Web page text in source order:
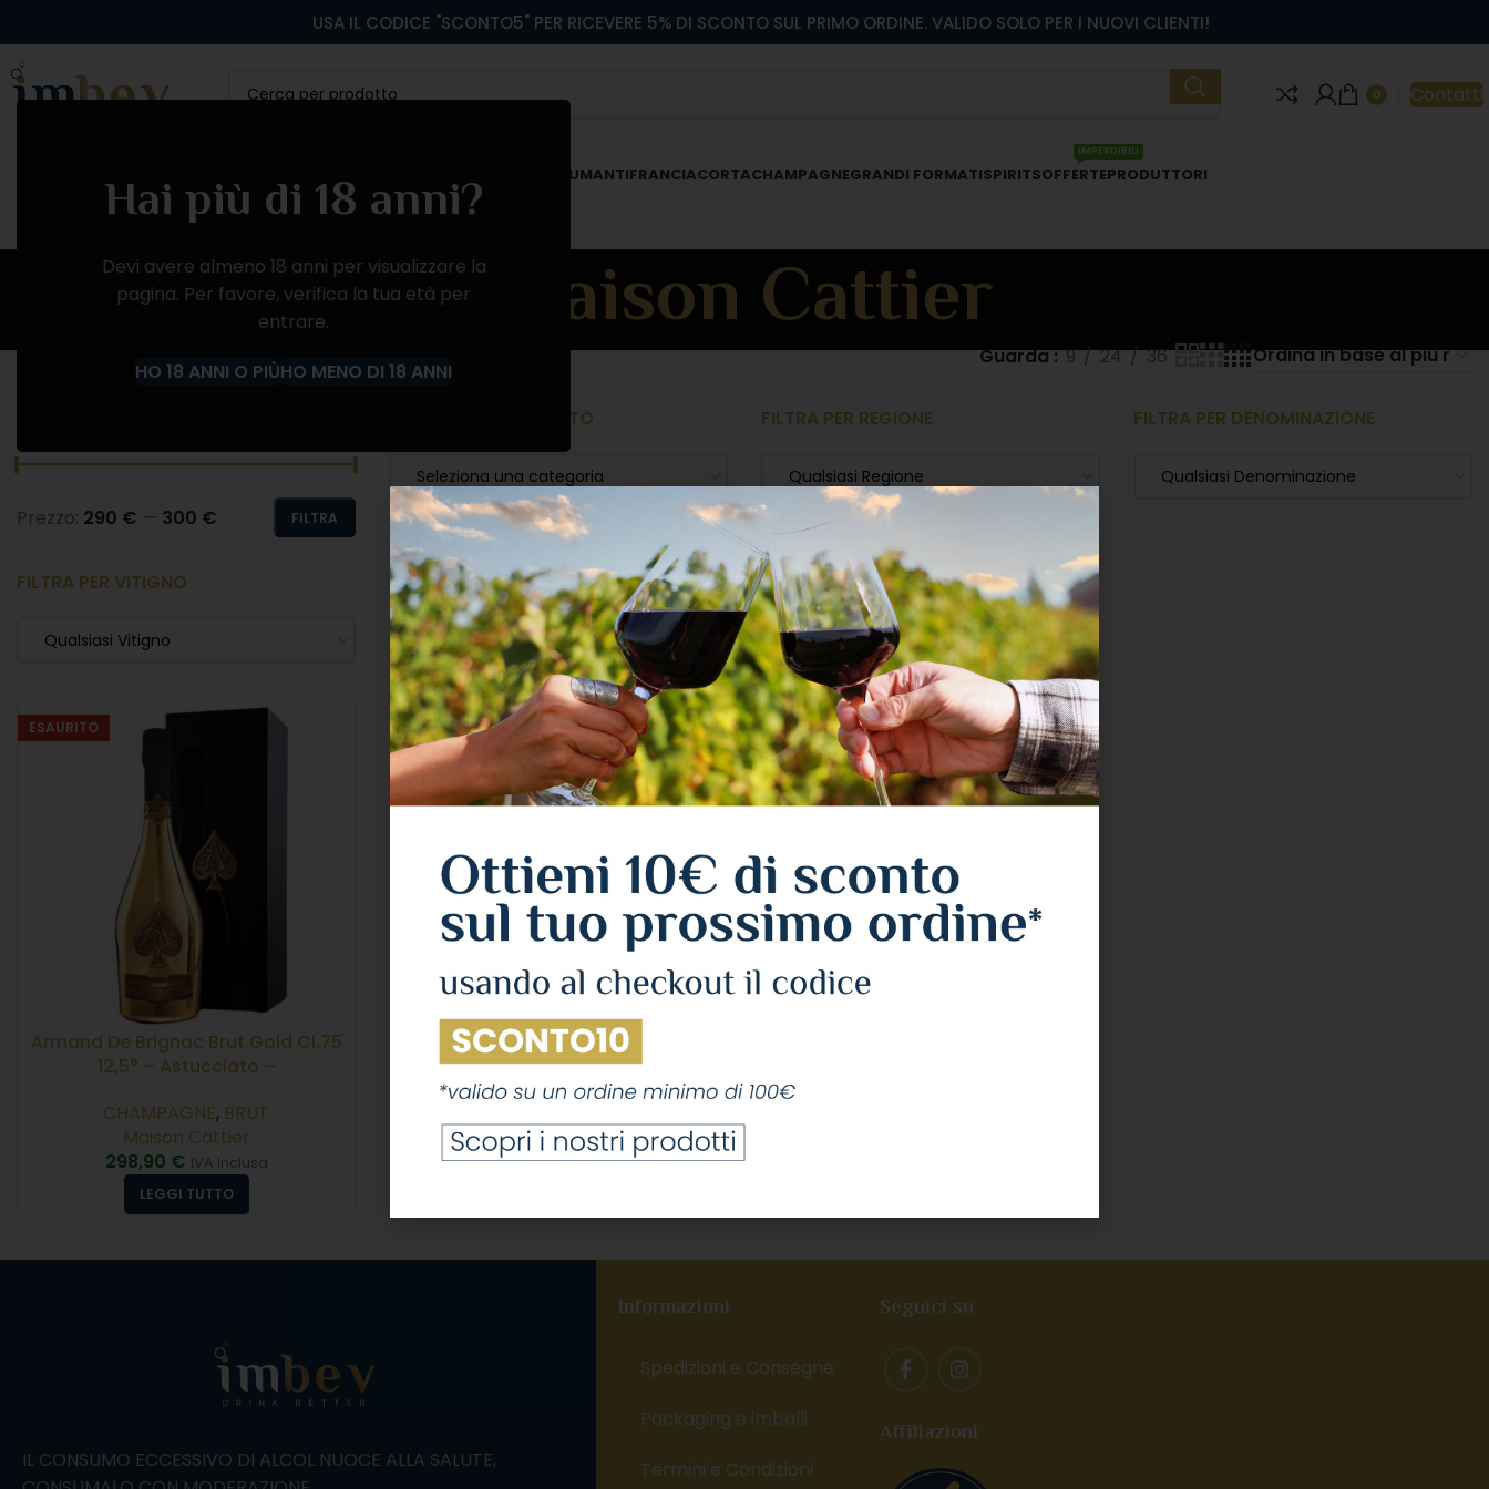
Hai più di 18 anni?
Devi avere almeno 18 anni per visualizzare la
pagina. Per favore, verifica la tua età per
entrare.
HO 18 ANNI O PIÙHO MENO DI 18 ANNI
0 Contatti
SPUMANTIFRANCIACORTACHAMPAGNEGRANDI FORMATISPIRITSOFFERTE
IMPERDIBILI
PRODUTTORI
Maison Cattier
Prodotto Produttore Guarda 9 24 36
FILTRA
Prezzo: 290 € — 300 €
CATEGORIE PRODOTTO
Seleziona una categoria
FILTRA PER REGIONE
Qualsiasi Regione
FILTRA PER DENOMINAZIONE
Qualsiasi Denominazione
FILTRA PER VITIGNO
Qualsiasi Vitigno
ESAURITO
Armand De Brignac Brut Gold Cl.75
12,5° – Astucciato –
CHAMPAGNE, BRUT
Maison Cattier
298,90 € IVA Inclusa
LEGGI TUTTO
IL CONSUMO ECCESSIVO DI ALCOL NUOCE ALLA SALUTE,
Informazioni
Spedizioni e Consegne
Packaging e imballi
Termini e Condizioni
Seguici su
Affiliazioni
USA IL CODICE "SCONTO5" PER RICEVERE 5% DI SCONTO SUL PRIMO ORDINE. VALIDO SOLO PER I NUOVI CLIENTI!